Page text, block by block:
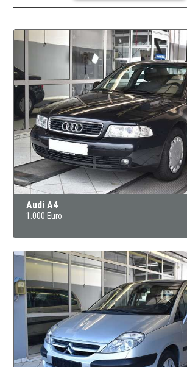
Audi A4
1.000 Euro